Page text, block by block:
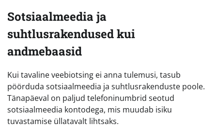
Sotsiaalmeedia ja
suhtlusrakendused kui
andmebaasid
Kui tavaline veebiotsing ei anna tulemusi, tasub
pöörduda sotsiaalmeedia ja suhtlusrakenduste poole.
Tänapäeval on paljud telefoninumbrid seotud
sotsiaalmeedia kontodega, mis muudab isiku
tuvastamise üllatavalt lihtsaks.